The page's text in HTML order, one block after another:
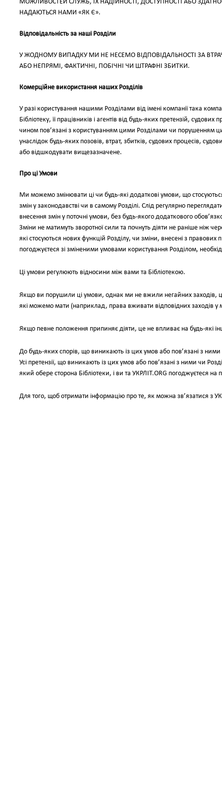
МОЖЛИВОСТЕЙ СЛУЖБ, ЇХ НАДІЙНОСТІ, ДОСТУПНОСТІ АБО
НАДАЮТЬСЯ НАМИ «ЯК Є».
Відповідальність за наші Розділи
У ЖОДНОМУ ВИПАДКУ МИ НЕ НЕСЕМО ВІДПОВІДАЛЬНОСТІ ЗА
АБО НЕПРЯМІ, ФАКТИЧНІ, ПОБІЧНІ ЧИ ШТРАФНІ ЗБИТКИ.
Комерційне використання наших Розділів
У разі користування нашими Розділами від імені компанії така
Бібліотеку, її працівників і агентів від будь-яких претензій,
чином пов’язані з користуванням цими Розділами чи порушенням
унаслідок будь-яких позовів, втрат, збитків, судових процесів,
або відшкодувати вищезазначене.
Про ці Умови
Ми можемо змінювати ці чи будь-які додаткові умови, що
змін у законодавстві чи в самому Розділі. Слід регулярно
внесення змін у поточні умови, без будь-якого додаткового
Зміни не матимуть зворотної сили та почнуть діяти не раніше ніж
які стосуються нових функцій Розділу, чи зміни, внесені з
погоджуєтеся зі зміненими умовами користування Розділом,
Ці умови регулюють відносини між вами та Бібліотекою.
Якщо ви порушили ці умови, однак ми не вжили негайних заходів,
які можемо мати (наприклад, права вживати відповідних заходів у
Якщо певне положення припиняє діяти, це не впливає на будь-які
До будь-яких спорів, що виникають із цих умов або пов’язані з
Усі претензії, що виникають із цих умов або пов’язані з ними чи
який обере сторона Бібліотеки, і ви та УКРЛІТ.ORG погоджуєтеся
Для того, щоб отримати інформацію про те, як можна зв’язатися з